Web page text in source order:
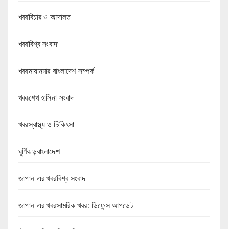
খবরবিচার ও আদালত
খবরবিশ্ব সংবাদ
খবরমায়ানমার বাংলাদেশ সম্পর্ক
খবরশেখ হাসিনা সংবাদ
খবরস্বাস্থ্য ও চিকিৎসা
ঘূর্ণিঝড়বাংলাদেশ
জাপান এর খবরবিশ্ব সংবাদ
জাপান এর খবরসামরিক খবর: ডিফেন্স আপডেট